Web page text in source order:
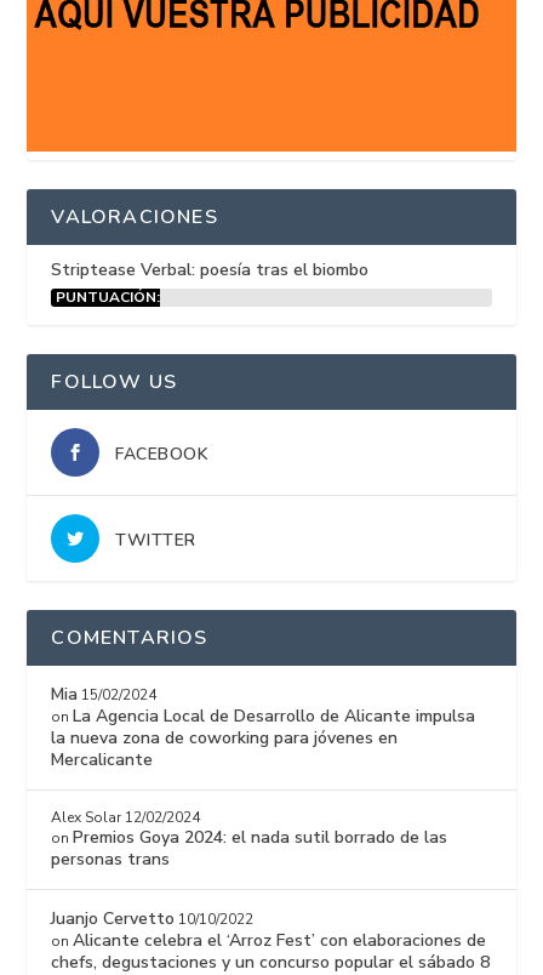
VALORACIONES
Striptease Verbal: poesía tras el biombo
PUNTUACIÓN:
FOLLOW US
FACEBOOK
TWITTER
COMENTARIOS
Mia 15/02/2024
on La Agencia Local de Desarrollo de Alicante impulsa
la nueva zona de coworking para jóvenes en
Mercalicante
Alex Solar 12/02/2024
on Premios Goya 2024: el nada sutil borrado de las
personas trans
Juanjo Cervetto 10/10/2022
onAlicante celebra el ‘Arroz Fest’ con elaboraciones de
chefs, degustaciones y un concurso popular el sábado 8